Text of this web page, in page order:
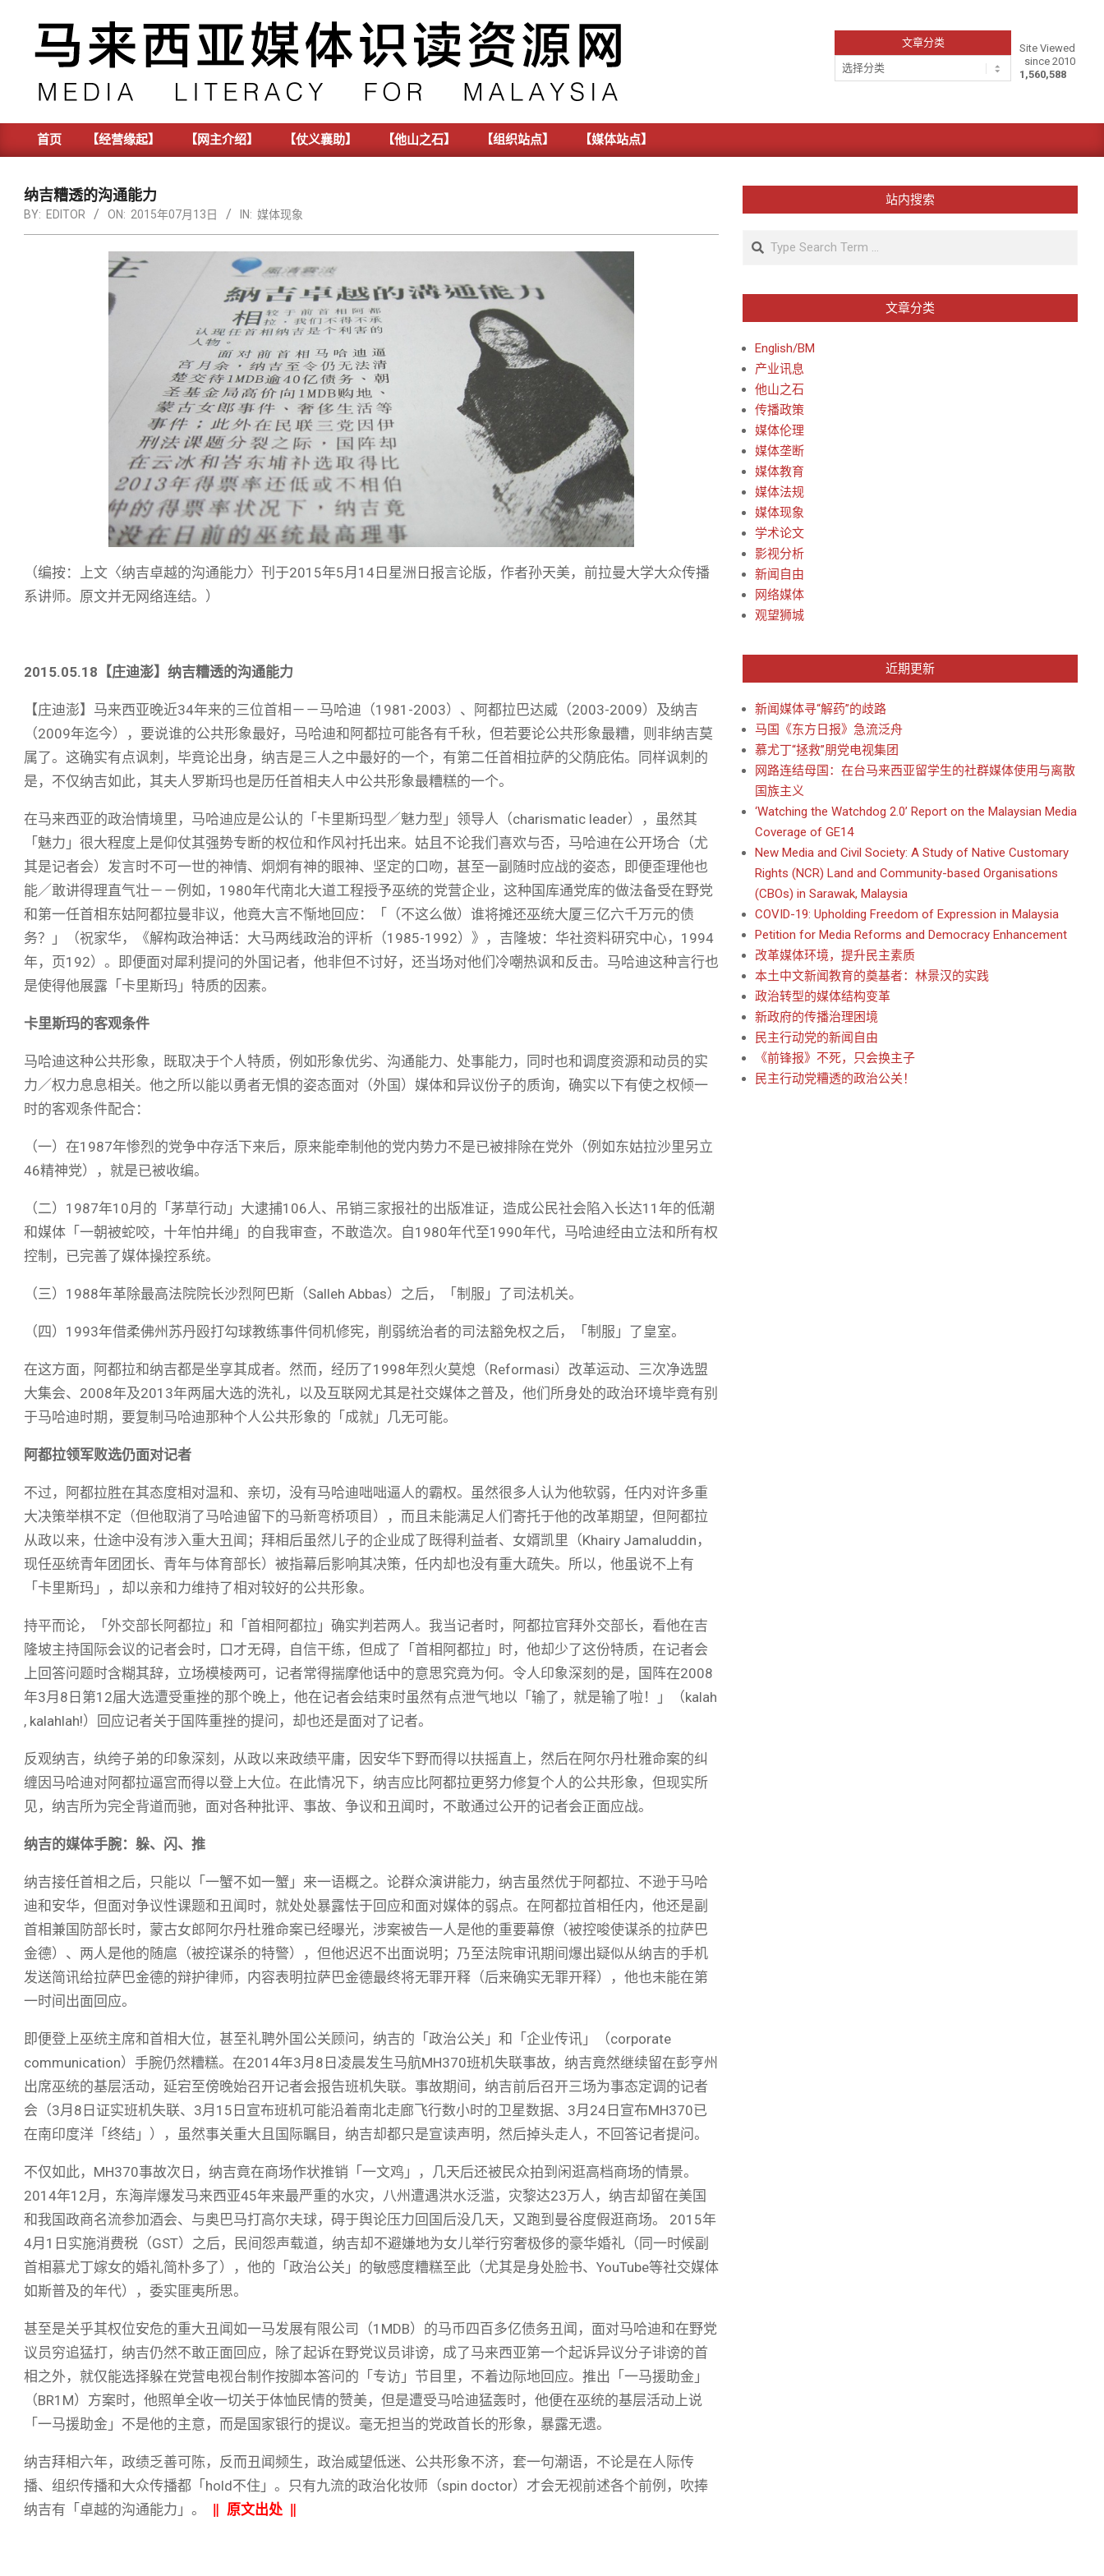
content
文章分类
文
章
Site Viewed
since 2010
1,560,588
Primary
Menu
首页 【经营缘起】 【网主介绍】 【仗义襄助】 【他山之石】 【组织站点】 【媒体站点】
纳吉糟透的沟通能力
BY: EDITOR ON: 2015年07月13日 IN: 媒体现象
（编按：上文〈纳吉卓越的沟通能力〉刊于2015年5月14日星洲日报言论版，作者孙天美，前拉曼大学大众传播
系讲师。原文并无网络连结。）
2015.05.18 【庄迪澎】纳吉糟透的沟通能力
【庄迪澎】马来西亚晚近34年来的三位首相－－马哈迪（1981-2003）、阿都拉巴达威（2003-2009）及纳吉
（2009年迄今），要说谁的公共形象最好，马哈迪和阿都拉可能各有千秋，但若要论公共形象最糟，则非纳吉莫
属了。这确实有点讽刺，毕竟论出身，纳吉是三人之中最好的一个，有第二任首相拉萨的父荫庇佑。同样讽刺的
是，不仅纳吉如此，其夫人罗斯玛也是历任首相夫人中公共形象最糟糕的一个。
在马来西亚的政治情境里，马哈迪应是公认的「卡里斯玛型／魅力型」领导人（charismatic leader），虽然其
「魅力」很大程度上是仰仗其强势专断的权位和作风衬托出来。姑且不论我们喜欢与否，马哈迪在公开场合（尤
其是记者会）发言时不可一世的神情、炯炯有神的眼神、坚定的口吻，甚至一副随时应战的姿态，即便歪理他也
能／敢讲得理直气壮－－例如，1980年代南北大道工程授予巫统的党营企业，这种国库通党库的做法备受在野党
和第一任首相东姑阿都拉曼非议，他竟大言不惭地回应：「（不这么做）谁将摊还巫统大厦三亿六千万元的债
务？」（祝家华，《解构政治神话：大马两线政治的评析（1985-1992）》，吉隆坡：华社资料研究中心，1994
年，页192）。即便面对犀利提问的外国记者，他非但不讨好，还当场对他们冷嘲热讽和反击。马哈迪这种言行也
是使得他展露「卡里斯玛」特质的因素。
卡里斯玛的客观条件
马哈迪这种公共形象，既取决于个人特质，例如形象优劣、沟通能力、处事能力，同时也和调度资源和动员的实
力／权力息息相关。他之所以能以勇者无惧的姿态面对（外国）媒体和异议份子的质询，确实以下有使之权倾一
时的客观条件配合：
（一）在1987年惨烈的党争中存活下来后，原来能牵制他的党内势力不是已被排除在党外（例如东姑拉沙里另立
46精神党），就是已被收编。
（二）1987年10月的「茅草行动」大逮捕106人、吊销三家报社的出版准证，造成公民社会陷入长达11年的低潮
和媒体「一朝被蛇咬，十年怕井绳」的自我审查，不敢造次。自1980年代至1990年代，马哈迪经由立法和所有权
控制，已完善了媒体操控系统。
（三）1988年革除最高法院院长沙烈阿巴斯（Salleh Abbas）之后，「制服」了司法机关。
（四）1993年借柔佛州苏丹殴打勾球教练事件伺机修宪，削弱统治者的司法豁免权之后，「制服」了皇室。
在这方面，阿都拉和纳吉都是坐享其成者。然而，经历了1998年烈火莫熄（Reformasi）改革运动、三次净选盟
大集会、2008年及2013年两届大选的洗礼，以及互联网尤其是社交媒体之普及，他们所身处的政治环境毕竟有别
于马哈迪时期，要复制马哈迪那种个人公共形象的「成就」几无可能。
阿都拉领军败选仍面对记者
不过，阿都拉胜在其态度相对温和、亲切，没有马哈迪咄咄逼人的霸权。虽然很多人认为他软弱，任内对许多重
大决策举棋不定（但他取消了马哈迪留下的马新弯桥项目），而且未能满足人们寄托于他的改革期望，但阿都拉
从政以来，仕途中没有涉入重大丑闻；拜相后虽然儿子的企业成了既得利益者、女婿凯里（Khairy Jamaluddin，
现任巫统青年团团长、青年与体育部长）被指幕后影响其决策，任内却也没有重大疏失。所以，他虽说不上有
「卡里斯玛」，却以亲和力维持了相对较好的公共形象。
持平而论，「外交部长阿都拉」和「首相阿都拉」确实判若两人。我当记者时，阿都拉官拜外交部长，看他在吉
隆坡主持国际会议的记者会时，口才无碍，自信干练，但成了「首相阿都拉」时，他却少了这份特质，在记者会
上回答问题时含糊其辞，立场模棱两可，记者常得揣摩他话中的意思究竟为何。令人印象深刻的是，国阵在2008
年3月8日第12届大选遭受重挫的那个晚上，他在记者会结束时虽然有点泄气地以「输了，就是输了啦！」（kalah
, kalahlah!）回应记者关于国阵重挫的提问，却也还是面对了记者。
反观纳吉，纨绔子弟的印象深刻，从政以来政绩平庸，因安华下野而得以扶摇直上，然后在阿尔丹杜雅命案的纠
缠因马哈迪对阿都拉逼宫而得以登上大位。在此情况下，纳吉应比阿都拉更努力修复个人的公共形象，但现实所
见，纳吉所为完全背道而驰，面对各种批评、事故、争议和丑闻时，不敢通过公开的记者会正面应战。
纳吉的媒体手腕：躲、闪、推
纳吉接任首相之后，只能以「一蟹不如一蟹」来一语概之。论群众演讲能力，纳吉虽然优于阿都拉、不逊于马哈
迪和安华，但面对争议性课题和丑闻时，就处处暴露怯于回应和面对媒体的弱点。在阿都拉首相任内，他还是副
首相兼国防部长时，蒙古女郎阿尔丹杜雅命案已经曝光，涉案被告一人是他的重要幕僚（被控唆使谋杀的拉萨巴
金德）、两人是他的随扈（被控谋杀的特警），但他迟迟不出面说明；乃至法院审讯期间爆出疑似从纳吉的手机
发送简讯给拉萨巴金德的辩护律师，内容表明拉萨巴金德最终将无罪开释（后来确实无罪开释），他也未能在第
一时间出面回应。
即便登上巫统主席和首相大位，甚至礼聘外国公关顾问，纳吉的「政治公关」和「企业传讯」（corporate
communication）手腕仍然糟糕。在2014年3月8日凌晨发生马航MH370班机失联事故，纳吉竟然继续留在彭亨州
出席巫统的基层活动，延宕至傍晚始召开记者会报告班机失联。事故期间，纳吉前后召开三场为事态定调的记者
会（3月8日证实班机失联、3月15日宣布班机可能沿着南北走廊飞行数小时的卫星数据、3月24日宣布MH370已
在南印度洋「终结」），虽然事关重大且国际瞩目，纳吉却都只是宣读声明，然后掉头走人，不回答记者提问。
不仅如此，MH370事故次日，纳吉竟在商场作状推销「一文鸡」，几天后还被民众拍到闲逛高档商场的情景。
2014年12月，东海岸爆发马来西亚45年来最严重的水灾，八州遭遇洪水泛滥，灾黎达23万人，纳吉却留在美国
和我国政商名流参加酒会、与奥巴马打高尔夫球，碍于舆论压力回国后没几天，又跑到曼谷度假逛商场。 2015年
4月1日实施消费税（GST）之后，民间怨声载道，纳吉却不避嫌地为女儿举行​​穷奢极侈的豪华婚礼（同一时候副
首相慕尤丁嫁女的婚礼简朴多了），他的「政治公关」的敏感度糟糕至此（尤其是身处脸书、YouTube等社交媒体
如斯普及的年代），委实匪夷所思。
甚至是关乎其权位安危的重大丑闻如一马发展有限公司（1MDB）的马币四百多亿债务丑闻，面对马哈迪和在野党
议员穷追猛打，纳吉仍然不敢正面回应，除了起诉在野党议员诽谤，成了马来西亚第一个起诉异议分子诽谤的首
相之外，就仅能选择躲在党营电视台制作按脚本答问的「专访」节目里，不着边际地回应。推出「一马援助金」
（BR1M）方案时，他照单全收一切关于体恤民情的赞美，但是遭受马哈迪猛轰时，他便在巫统的基层活动上说
「一马援助金」不是他的主意，而是国家银行的提议。毫无担当的党政首长的形象，暴露无遗。
纳吉拜相六年，政绩乏善可陈，反而丑闻频生，政治威望低迷、公共形象不济，套一句潮语，不论是在人际传
播、组织传播和大众传播都「hold不住」。只有九流的政治化妆师（spin doctor）才会无视前述各个前例，吹捧
纳吉有「卓越的沟通能力」。
原文出处‖
站内搜索
Search
文章分类
English/BM
产业讯息
他山之石
传播政策
媒体伦理
媒体垄断
媒体教育
媒体法规
媒体现象
学术论文
影视分析
新闻自由
网络媒体
观望狮城
近期更新
新闻媒体寻“解药”的歧路
马国《东方日报》急流泛舟
慕尤丁“拯救”朋党电视集团
网路连结母国：在台马来西亚留学生的社群媒体使用与离散
国族主义
‘Watching the Watchdog 2.0’ Report on the Malaysian Media
Coverage of GE14
New Media and Civil Society: A Study of Native Customary
Rights (NCR) Land and Community-based Organisations
(CBOs) in Sarawak, Malaysia
COVID-19: Upholding Freedom of Expression in Malaysia
Petition for Media Reforms and Democracy Enhancement
改革媒体环境，提升民主素质
本土中文新闻教育的奠基者：林景汉的实践
政治转型的媒体结构变革
新政府的传播治理困境
民主行动党的新闻自由
《前锋报》不死，只会换主子
民主行动党糟透的政治公关！